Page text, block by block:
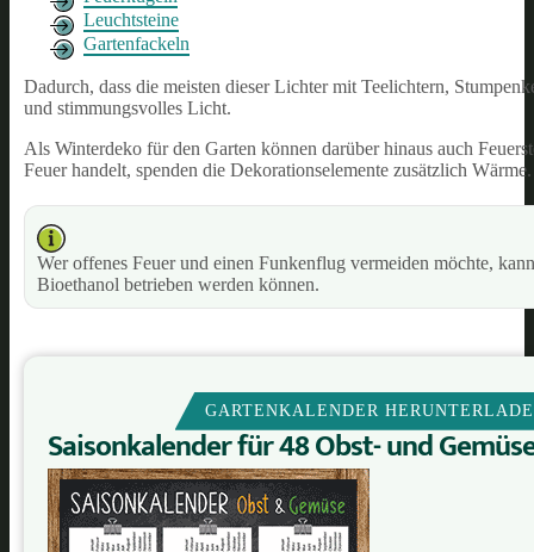
Leuchtsteine
Gartenfackeln
Dadurch, dass die meisten dieser Lichter mit Teelichtern,
und stimmungsvolles Licht.
Als Winterdeko für den Garten können darüber hinaus auch
Feuer handelt, spenden die Dekorationselemente zusätzlich Wärme.
Wer offenes Feuer und einen Funkenflug vermeiden möchte,
Bioethanol betrieben werden können.
GARTENKALENDER
Saisonkalender für 48 Obst- und